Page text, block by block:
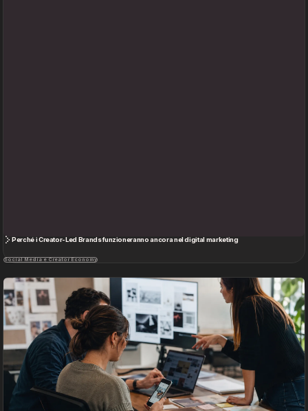
Social Media e Creator Economy Social Media